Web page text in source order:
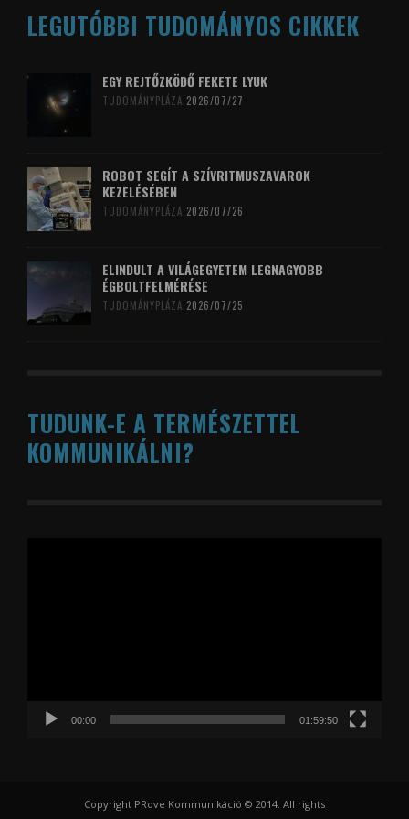
LEGUTÓBBI TUDOMÁNYOS CIKKEK
EGY REJTŐZKÖDŐ FEKETE LYUK
TUDOMÁNYPLÁZA 2026/07/27
ROBOT SEGÍT A SZÍVRITMUSZAVAROK
KEZELÉSÉBEN
TUDOMÁNYPLÁZA 2026/07/26
ELINDULT A VILÁGEGYETEM LEGNAGYOBB
ÉGBOLTFELMÉRÉSE
TUDOMÁNYPLÁZA 2026/07/25
TUDUNK-E A TERMÉSZETTEL
KOMMUNIKÁLNI?
00:00 01:59:50
Copyright PRove Kommunikáció © 2014. All rights